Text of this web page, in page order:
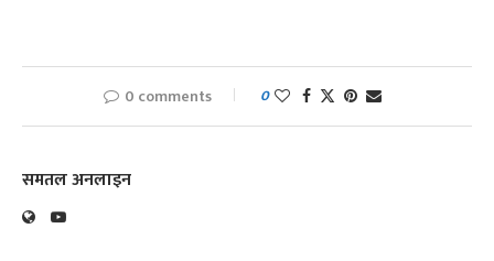
0 comments 0
समतल अनलाइन